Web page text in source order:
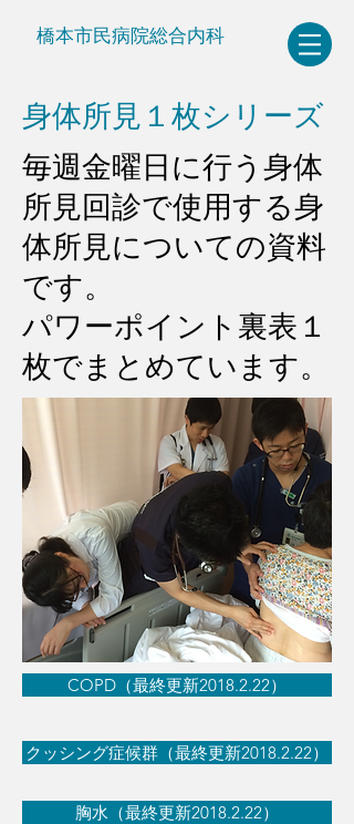
橋本市民病院総合内科
​身体所見１枚シリーズ
​毎週金曜日に行う身体
所見回診で使用する身
体所見についての資料
です。
​パワーポイント裏表１
枚でまとめています。
COPD（最終更新2018.2.22）
クッシング症候群（最終更新2018.2.22）
胸水（最終更新2018.2.22）